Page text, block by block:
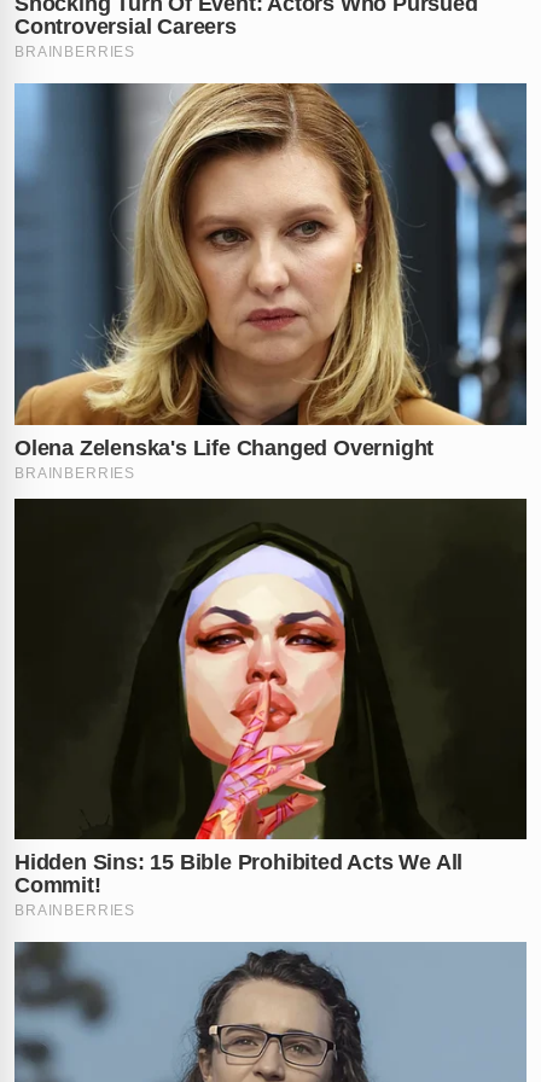
policial no cativeiro, umsuspeito foi baleadoe morreu
no local.
Vítima resgatada e investigações
em curso
Apesar do susto, a adolescente não sofreu ferimentos
e foi entregue à família. APolícia Civil do Espírito
segue investigando o caso e procura por outros
envolvidos no sequestro.
O plano inicial era sequestrar outra pessoa da família,
mas houve mudança por dificuldade logística. A vítima
escolhida não era parente sanguíneo direto do
Repercussão e segurança para
ganhadores
O caso ganhou enorme repercussão nas redes sociais
e acendeu um alerta para ganhadores de prêmios
milionários. Internautas ficaram chocados com a
crime organizado
roubar o dinheiro.
A Delegacia Especializada Antissequestro está à frente
integrantes que participaram do planejamento e da
execução do crime.
Marca quem precisa saber dessa história e conta nos